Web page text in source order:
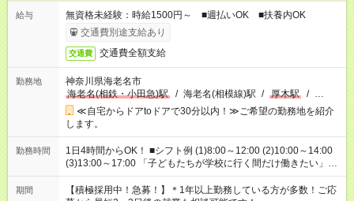
給与
無資格未経験：時給1500円～ ■週払いOK ■扶養内OK
交通費別途支給あり
交通費 交通費全額支給
勤務地
神奈川県海老名市
海老名(相鉄・小田急)駅
/ 海老名(相模線)駅 / 厚木駅 / …
≪自宅からドアtoドアで30分以内！≫ご希望の勤務地を紹介
します。
勤務時間
1日4時間からOK！ ■シフト例 (1)8:00～12:00 (2)10:00～14:00
(3)13:00～17:00 「子どもたちが学校に行く間だけ働きたい」
「余裕を持って夕飯の準備がしたい」 「午前中は働いて、午後
はプライベートの時間にしたい」 など、ご希望を教えてくださ
期間
【積極採用中！急募！】＊1年以上勤務している方が多数！ご応